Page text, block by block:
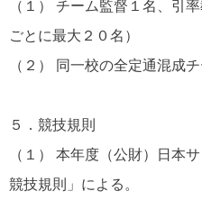
（１） チーム監督１名、引
ごとに最大２０名）
（２） 同一校の全定通混成
５．競技規則
（１） 本年度（公財）日本
競技規則」による。